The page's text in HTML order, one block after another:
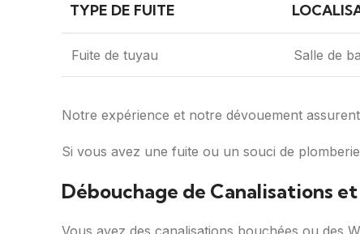
TYPE DE FUITE
Fuite de tuyau Salle de
Notre expérience et notre dévouement
Si vous avez une fuite ou un souci de
Débouchage de Canalisations